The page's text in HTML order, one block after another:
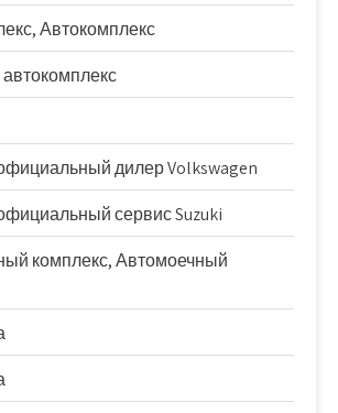
Автокомплекс
дилер Volkswagen
сервис Suzuki
комплекс, Автомоечный